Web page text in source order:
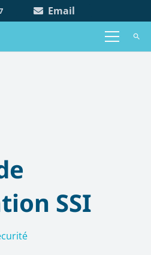
Email
search
SSI